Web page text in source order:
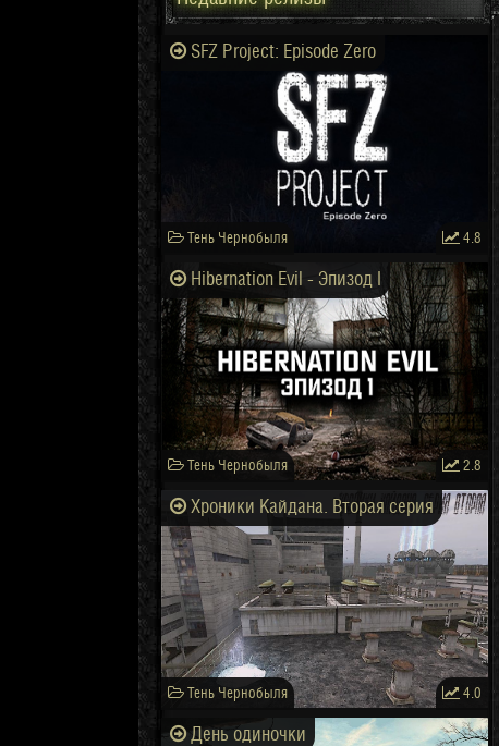
SFZ Project: Episode Zero
Тень Чернобыля 4.8
Hibernation Evil - Эпизод I
Тень Чернобыля 2.8
Хроники Кайдана. Вторая серия
Тень Чернобыля 4.0
День одиночки